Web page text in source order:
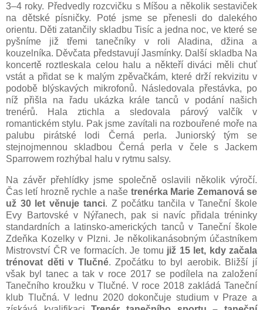
3–4 roky. Předvedly rozcvičku s Míšou a několik sestaviček
na dětské písničky. Poté jsme se přenesli do dalekého
orientu. Děti zatančily skladbu Tisíc a jedna noc, ve které se
pyšníme již třemi tanečníky v roli Aladina, džina a
kouzelníka. Děvčata představují Jasmínky. Další skladba Na
koncertě roztleskala celou halu a někteří diváci měli chuť
vstát a přidat se k malým zpěvačkám, které drží rekvizitu v
podobě blýskavých mikrofonů. Následovala přestávka, po
níž přišla na řadu ukázka krále tanců v podání našich
trenérů. Hala ztichla a sledovala párový valčík v
romantickém stylu. Pak jsme zavítali na rozbouřené moře na
palubu pirátské lodi Černá perla. Juniorský tým se
stejnojmennou skladbou Černá perla v čele s Jackem
Sparrowem rozhýbal halu v rytmu salsy.
Na závěr přehlídky jsme společně oslavili několik výročí.
Čas letí hrozně rychle a naše trenérka Marie Zemanová se
už 30 let věnuje tanci. Z počátku tančila v Taneční škole
Evy Bartovské v Nýřanech, pak si navíc přidala tréninky
standardních a latinsko-amerických tanců v Taneční škole
Zdeňka Kozelky v Plzni. Je několikanásobným účastníkem
Mistrovství ČR ve formacích. Je tomu již 15 let, kdy začala
trénovat děti v Tlučné. Zpočátku to byl aerobik. Bližší jí
však byl tanec a tak v roce 2017 se podílela na založení
Tanečního kroužku v Tlučné. V roce 2018 zakládá Taneční
klub Tlučná. V lednu 2020 dokončuje studium v Praze a